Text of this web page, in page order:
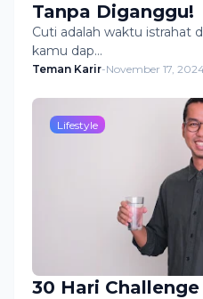
Tanpa Diganggu!
Cuti adalah waktu istrahat
kamu dap…
Teman Karir-November 17,
Lifestyle
30 Hari